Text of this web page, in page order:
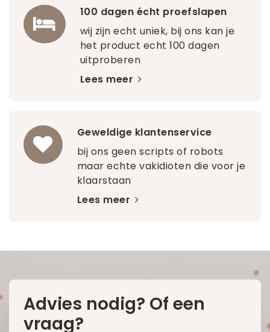
100 dagen écht proefslapen
wij zijn echt uniek, bij ons kan je
het product echt 100 dagen
uitproberen
Lees meer
Geweldige klantenservice
bij ons geen scripts of robots
maar echte vakidioten die voor je
klaarstaan
Lees meer
Advies nodig? Of een
vraag?